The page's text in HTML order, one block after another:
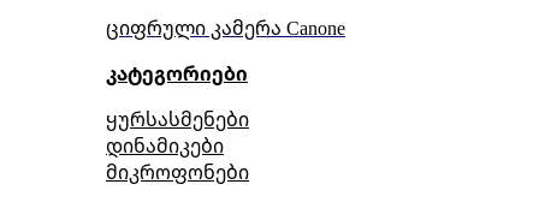
ციფრული კამერა Сanone
კატეგორიები
ყურსასმენები
დინამიკები
მიკროფონები